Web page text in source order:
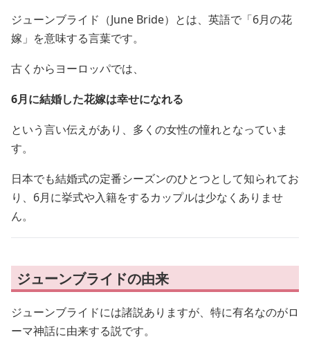
ジューンブライド（June Bride）とは、英語で「6月の花
嫁」を意味する言葉です。
古くからヨーロッパでは、
6月に結婚した花嫁は幸せになれる
という言い伝えがあり、多くの女性の憧れとなっていま
す。
日本でも結婚式の定番シーズンのひとつとして知られてお
り、6月に挙式や入籍をするカップルは少なくありませ
ん。
ジューンブライドの由来
ジューンブライドには諸説ありますが、特に有名なのがロ
ーマ神話に由来する説です。